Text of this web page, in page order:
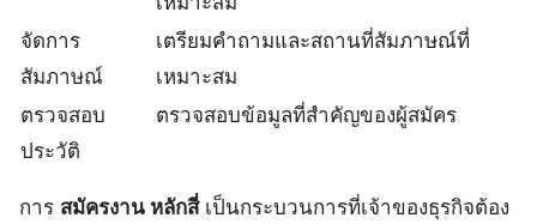
จัดการ
สัมภาษณ์
เตรียมคำถามและสถานที่สัมภาษณ์ที่
เหมาะสม
ตรวจสอบ
ประวัติ
ตรวจสอบข้อมูลที่สำคัญของผู้สมัคร
การ สมัครงาน หลักสี่เป็นกระบวนการที่เจ้าของธุรกิจต้อง